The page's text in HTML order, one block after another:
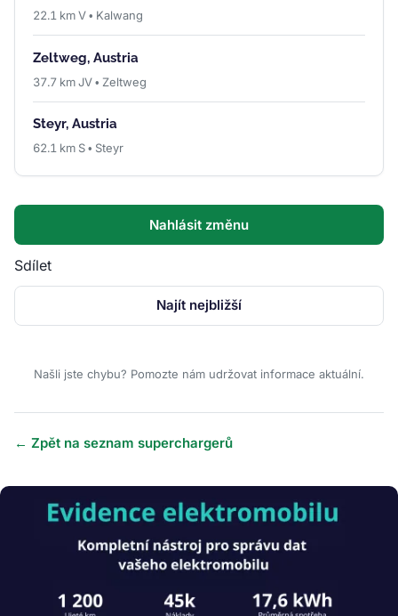
22.1 km V • Kalwang
Zeltweg, Austria
37.7 km JV • Zeltweg
Steyr, Austria
62.1 km S • Steyr
Nahlásit změnu
Sdílet
Najít nejbližší
Našli jste chybu? Pomozte nám udržovat informace aktuální.
← Zpět na seznam superchargerů
Obrázek